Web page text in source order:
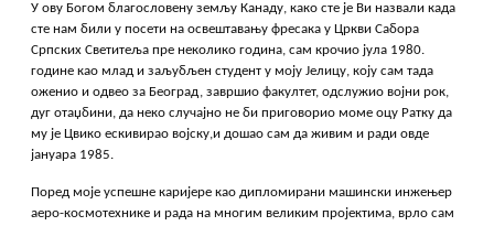
У ову Богом благословену земљу Канаду, како сте је Ви назвали када
сте нам били у посети на освештавању фресака у Цркви Сабора
Српских Светитеља пре неколико година, сам крочио јула 1980.
године као млад и заљубљен студент у моју Јелицу, коју сам тада
оженио и одвео за Београд, завршио факултет, одслужио војни рок,
дуг отаџбини, да неко случајно не би приговорио моме оцу Ратку да
му је Цвико ескивирао војску,и дошао сам да живим и ради овде
јануара 1985.
Поред моје успешне каријере као дипломирани машински инжењер
аеро-космотехнике и рада на многим великим пројектима, врло сам